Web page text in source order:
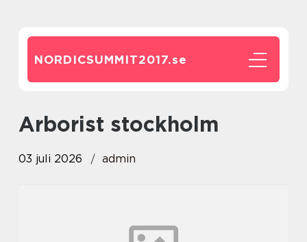
NORDICSUMMIT2017.se
Arborist stockholm
03 juli 2026 admin